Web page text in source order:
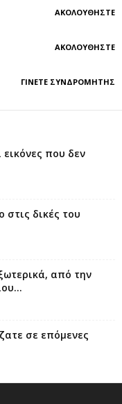
ΑΚΟΛΟΥΘΉΣΤΕ
ΑΚΟΛΟΥΘΉΣΤΕ
ΓΊΝΕΤΕ ΣΥΝΔΡΟΜΗΤΉΣ
που δεν
στις δικές του
από την
σε επόμενες